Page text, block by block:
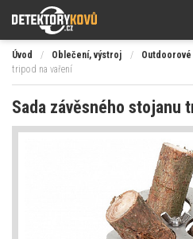
Úvod / Oblečení, výstroj / Outdoorové
tripod na vaření
Sada závěsného stojanu